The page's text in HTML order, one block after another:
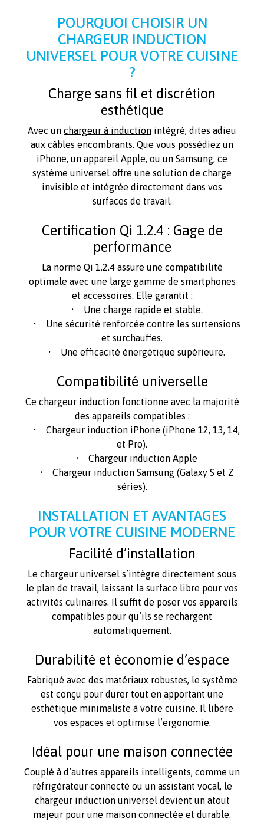
POURQUOI CHOISIR UN
CHARGEUR INDUCTION
UNIVERSEL POUR VOTRE CUISINE
?
Charge sans fil et discrétion
esthétique
Avec un chargeur à induction intégré, dites adieu
aux câbles encombrants. Que vous possédiez un
iPhone, un appareil Apple, ou un Samsung, ce
système universel offre une solution de charge
invisible et intégrée directement dans vos
surfaces de travail.
Certification Qi 1.2.4 : Gage de
performance
La norme Qi 1.2.4 assure une compatibilité
optimale avec une large gamme de smartphones
et accessoires. Elle garantit :
• Une charge rapide et stable.
• Une sécurité renforcée contre les surtensions
et surchauffes.
• Une efficacité énergétique supérieure.
Compatibilité universelle
Ce chargeur induction fonctionne avec la majorité
des appareils compatibles :
• Chargeur induction iPhone (iPhone 12, 13, 14,
et Pro).
• Chargeur induction Apple
• Chargeur induction Samsung (Galaxy S et Z
séries).
INSTALLATION ET AVANTAGES
POUR VOTRE CUISINE MODERNE
Facilité d’installation
Le chargeur universel s’intègre directement sous
le plan de travail, laissant la surface libre pour vos
activités culinaires. Il suffit de poser vos appareils
compatibles pour qu’ils se rechargent
automatiquement.
Durabilité et économie d’espace
Fabriqué avec des matériaux robustes, le système
est conçu pour durer tout en apportant une
esthétique minimaliste à votre cuisine. Il libère
vos espaces et optimise l’ergonomie.
Idéal pour une maison connectée
Couplé à d’autres appareils intelligents, comme un
réfrigérateur connecté ou un assistant vocal, le
chargeur induction universel devient un atout
majeur pour une maison connectée et durable.